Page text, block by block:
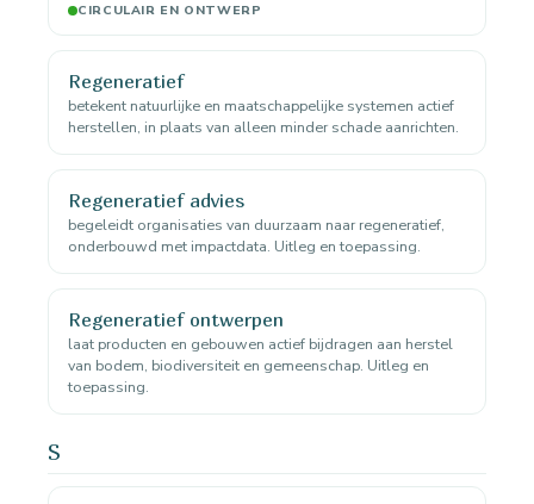
CIRCULAIR EN ONTWERP
Regeneratief
betekent natuurlijke en maatschappelijke systemen actief
herstellen, in plaats van alleen minder schade aanrichten.
Regeneratief advies
begeleidt organisaties van duurzaam naar regeneratief,
onderbouwd met impactdata. Uitleg en toepassing.
Regeneratief ontwerpen
laat producten en gebouwen actief bijdragen aan herstel
van bodem, biodiversiteit en gemeenschap. Uitleg en
toepassing.
S